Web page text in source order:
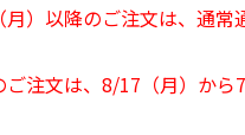
）以降のご注文は、通常
注文は、8/17（月）から